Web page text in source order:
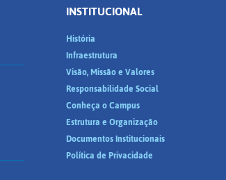
INSTITUCIONAL
História
Infraestrutura
Visão, Missão e Valores
Responsabilidade Social
Conheça o Campus
Estrutura e Organização
Documentos Institucionais
Política de Privacidade